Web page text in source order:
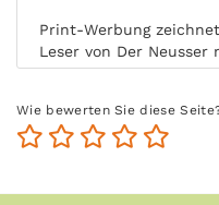
Print-Werbung
Leser von Der
Nutzung steigert
Wie bewerten Sie diese